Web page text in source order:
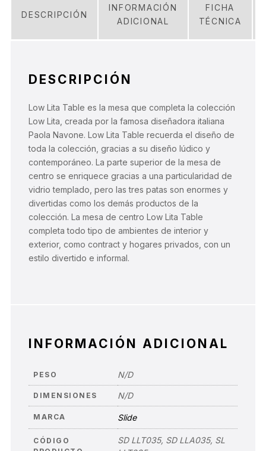
DESCRIPCIÓN
INFORMACIÓN
ADICIONAL
FICHA
TÉCNICA
DESCRIPCIÓN
Low Lita Table es la mesa que completa la colección
Low Lita, creada por la famosa diseñadora italiana
Paola Navone. Low Lita Table recuerda el diseño de
toda la colección, gracias a su diseño lúdico y
contemporáneo. La parte superior de la mesa de
centro se enriquece gracias a una particularidad de
vidrio templado, pero las tres patas son enormes y
divertidas como los demás productos de la
colección. La mesa de centro Low Lita Table
completa todo tipo de ambientes de interior y
exterior, como contract y hogares privados, con un
estilo divertido e informal.
INFORMACIÓN ADICIONAL
PESO N/D
DIMENSIONES N/D
MARCA Slide
CÓDIGO
SD LLT035, SD LLA035, SL